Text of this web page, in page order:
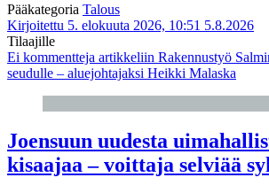
Pääkategoria Talous
Kirjoitettu 5. elokuuta 2026, 10:51 5.8.2026
Tilaajille
Ei kommentteja artikkeliin Rakennustyö
seudulle – aluejohtajaksi Heikki Malaska
Joensuun uudesta
kisaajaa – voittaja selviää